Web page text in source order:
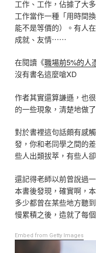
工作、工作，佔據了大
工作當作一種「用時間
能不是等價的）。有人
成就、友情⋯⋯
在閱讀《職場前5%的人
沒有書名這麼嗆XD
作者其實還算謙遜，也
的一些現象，清楚地做
對於書裡這句話頗有感
發，你和老同學之間的
些人出類拔萃，有些人卻
還記得老師以前曾說過
本書後發現，確實啊，
多少都曾在某些地方聽
慢累積之後，造就了每
Embed from Getty Images